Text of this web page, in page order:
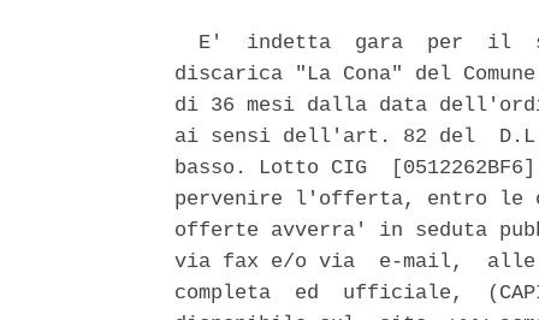
E'  indetta  gara  per  il
discarica "La Cona" del
di 36 mesi dalla data
ai sensi dell'art. 82 del
basso. Lotto CIG
pervenire l'offerta, entro le
offerte avverra' in seduta
via fax e/o via  e-mail,  alle
completa  ed  ufficiale,